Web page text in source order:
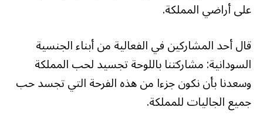
على أراضي المملكة.
قال أحد المشاركين في الفعالية من أبناء الجنسية
السودانية: مشاركتنا باللوحة تجسيد لحب المملكة
وسعدنا بأن نكون جزءا من هذه الفرحة التي تجسد حب
جميع الجاليات للمملكة.